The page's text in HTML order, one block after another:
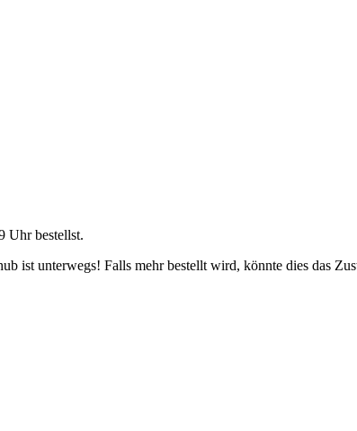
Uhrbestellst.
ist unterwegs! Falls mehr bestellt wird, könnte dies das